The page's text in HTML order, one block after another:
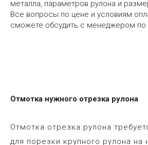
металла, параметров рулона и
Все вопросы по цене и условиям
сможете обсудить с менеджером по
Отмотка нужного отрезка рулона
Отмотка отрезка рулона
для порезки крупного рулона на